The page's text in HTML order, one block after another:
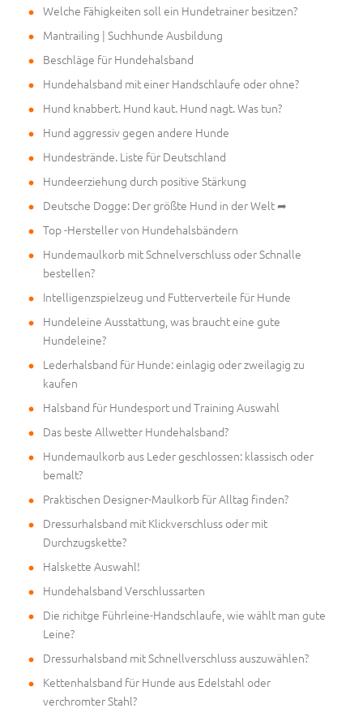
Welche Fähigkeiten soll ein Hundetrainer besitzen?
Mantrailing | Suchhunde Ausbildung
Beschläge für Hundehalsband
Hundehalsband mit einer Handschlaufe oder ohne?
Hund knabbert. Hund kaut. Hund nagt. Was tun?
Hund aggressiv gegen andere Hunde
Hundestrände. Liste für Deutschland
Hundeerziehung durch positive Stärkung
Deutsche Dogge: Der größte Hund in der Welt ➦
Top -Hersteller von Hundehalsbändern
Hundemaulkorb mit Schnelverschluss oder Schnalle
bestellen?
Intelligenzspielzeug und Futterverteile für Hunde
Hundeleine Ausstattung, was braucht eine gute
Hundeleine?
Lederhalsband für Hunde: einlagig oder zweilagig zu
kaufen
Halsband für Hundesport und Training Auswahl
Das beste Allwetter Hundehalsband?
Hundemaulkorb aus Leder geschlossen: klassisch oder
bemalt?
Praktischen Designer-Maulkorb für Alltag finden?
Dressurhalsband mit Klickverschluss oder mit
Durchzugskette?
Halskette Auswahl!
Hundehalsband Verschlussarten
Die richitge Führleine-Handschlaufe, wie wählt man gute
Leine?
Dressurhalsband mit Schnellverschluss auszuwählen?
Kettenhalsband für Hunde aus Edelstahl oder
verchromter Stahl?